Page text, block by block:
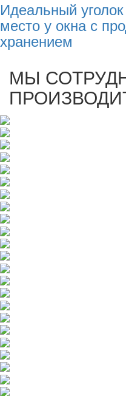
Идеальный
место у окна с
хранением
МЫ